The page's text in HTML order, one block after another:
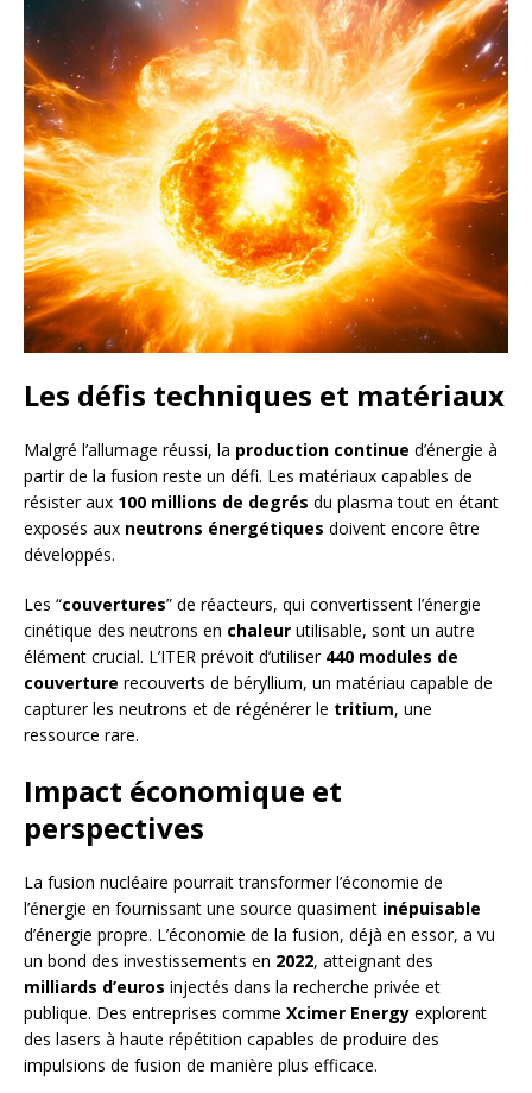
Les défis techniques et matériaux
Malgré l’allumage réussi, la production continue d’énergie à
partir de la fusion reste un défi. Les matériaux capables de
résister aux 100 millions de degrés du plasma tout en étant
exposés aux neutrons énergétiques doivent encore être
développés.
Les “couvertures” de réacteurs, qui convertissent l’énergie
cinétique des neutrons en chaleur utilisable, sont un autre
élément crucial. L’ITER prévoit d’utiliser 440 modules de
couverture recouverts de béryllium, un matériau capable de
capturer les neutrons et de régénérer le tritium, une
ressource rare.
Impact économique et
perspectives
La fusion nucléaire pourrait transformer l’économie de
l’énergie en fournissant une source quasiment inépuisable
d’énergie propre. L’économie de la fusion, déjà en essor, a vu
un bond des investissements en 2022, atteignant des
milliards d’euros injectés dans la recherche privée et
publique. Des entreprises comme Xcimer Energy explorent
des lasers à haute répétition capables de produire des
impulsions de fusion de manière plus efficace.